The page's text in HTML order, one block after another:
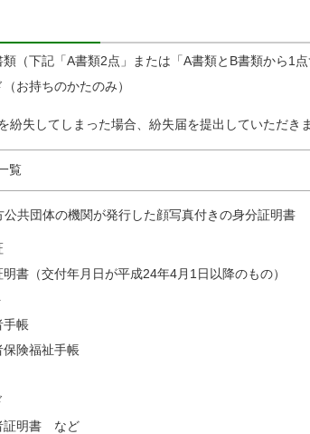
類（下記「A書類2点」または「A書類とB書類から1
お持ちのかたのみ）
紛失してしまった場合、紛失届を提出していただき
覧
共団体の機関が発行した顔写真付きの身分証明書
書（交付年月日が平成24年4月1日以降のもの）
手帳
保険福祉手帳
証明書 など